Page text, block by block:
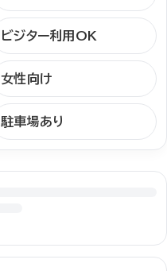
ビジター利用OK
女性向け
駐車場あり